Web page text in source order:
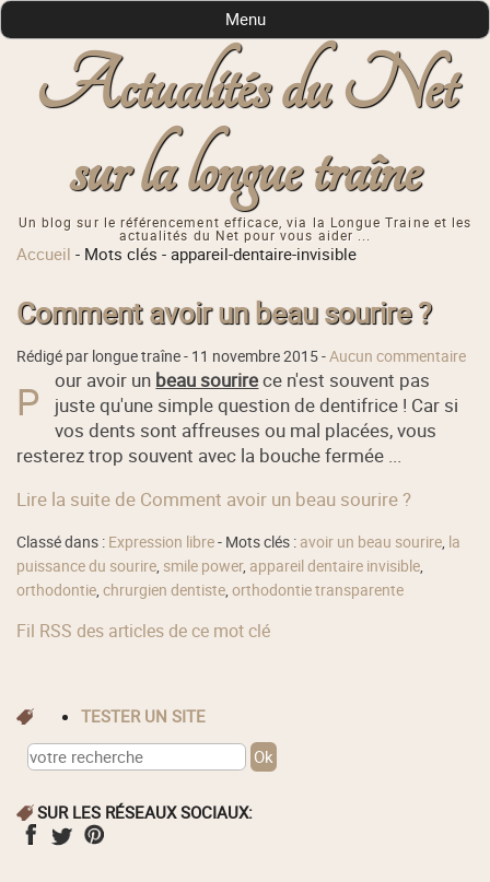
Actualités du Net
sur la longue traîne
Un blog sur le référencement efficace, via la Longue Traine et les
actualités du Net pour vous aider ...
Menu
Accueil - Mots clés -appareil-dentaire-invisible
Comment avoir un beau sourire ?
Rédigé par longue traîne - 11 novembre 2015-Aucun commentaire
P our avoir un beau sourirece n'est souvent pas
juste qu'une simple question de dentifrice ! Car si
vos dents sont affreuses ou mal placées, vous
resterez trop souvent avec la bouche fermée ...
Lire la suite de Comment avoir un beau sourire ?
Classé dans : Expression libre- Mots clés : avoir un beau sourire, la
puissance du sourire, smile power, appareil dentaire invisible,
orthodontie,chrurgien dentiste,orthodontie transparente
Fil RSS des articles de ce mot clé
TESTER UN SITE
SUR LES RÉSEAUX SOCIAUX: